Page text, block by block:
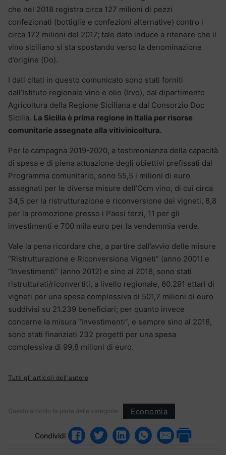
che nel 2018 registra circa 127 milioni di pezzi
confezionati (bottiglie e confezioni alternative) contro i
circa 172 milioni del 2017; tale dato induce a ritenere che il
vino siciliano si sta spostando verso la denominazione
d’origine (Do).
I dati citati in questo comunicato sono stati forniti
dall’Istituto regionale vino e olio (Irvo), dal dipartimento
Agricoltura della Regione Siciliana e dal Consorzio Doc
Sicilia. La Sicilia è prima regione in Italia per risorse
comunitarie assegnate alla vitivinicoltura.
Per la campagna 2019-2020, a testimonianza della capacità
di spesa e di piena attuazione degli obiettivi prefissati dal
Programma comunitario, sono 55,5 i milioni di euro
assegnati per le diverse misure dell’Ocm vino, di cui circa
34,5 per la ristrutturazione e riconversione dei vigneti, 8,8
per la promozione presso i Paesi terzi, 11 per gli
investimenti e 700 mila euro per la vendemmia verde.
Vale la pena ricordare che, a partire dall’avvio delle misure
“Ristrutturazione e Riconversione Vigneti” (anno 2001) e
“Investimenti” (anno 2012) e sino al 2018, sono stati
ristrutturati/riconvertiti, a livello regionale, 60.291 ettari di
vigneti per una spesa complessiva di 501,7 milioni di euro
suddivisi su 21.239 beneficiari; per quanto invece
concerne la misura “Investimenti”, e sempre sino al 2018,
sono stati finanziati 232 progetti per una spesa
complessiva di 99,8 milioni di euro.
Tutti gli articoli dell'autore
Questo articolo fa parte delle categorie: Economia
Condividi